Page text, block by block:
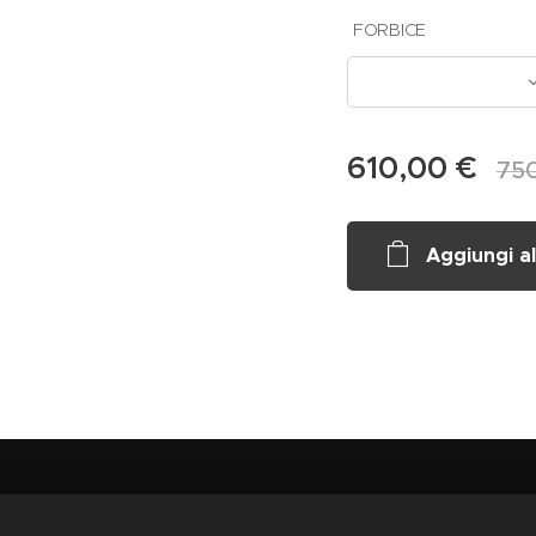
FORBICE
610,00 €
Aggiungi